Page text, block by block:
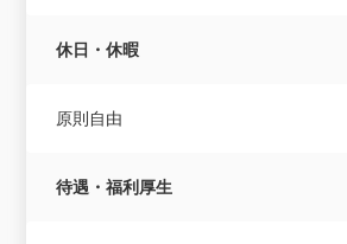
休日・休暇
原則自由
待遇・福利厚生